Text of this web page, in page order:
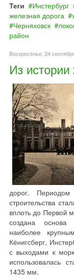
Теги
Инстербург
железная дорога
Черняховск
район
Воскресенье, 24
Из
дорог. Периодом
строительства
вплоть до Первой
создана основа
наиболее
Кёнигсберг,
с выходами к
использовалась
1435 мм.